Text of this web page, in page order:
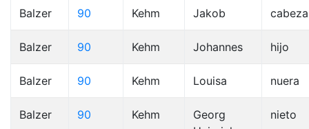
Balzer 90 Kehm Jakob cabeza
Balzer 90 Kehm Johannes hijo
Balzer 90 Kehm Louisa nuera
Balzer 90 Kehm
Georg
nieto